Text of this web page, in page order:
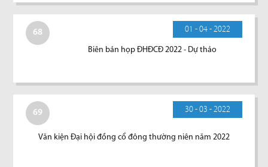
68 01 - 04 - 2022
Biên bản họp ĐHĐCĐ 2022 - Dự thảo
69 30 - 03 - 2022
Văn kiện Đại hội đồng cổ đông thường niên năm 2022